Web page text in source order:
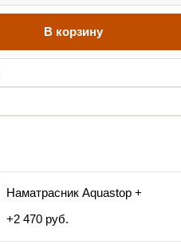
В корзину
Наматрасник Aquastop +
+2 470 руб.